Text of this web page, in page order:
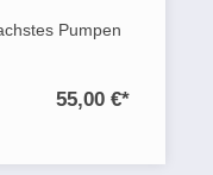
Pumpen
55,00 €*